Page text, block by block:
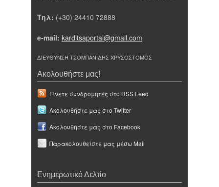
Τηλ: (+30) 24410 72888
e-mail: karditsaportal@gmail.com
ΔΙΕΥΘΥΝΣΗ ΤΣΟΜΠΑΝΙΔΗΣ ΧΡΥΣΟΣΤΟΜΟΣ
Ακολουθήστε μας!
Γίνετε συνδρομητές στο RSS Feed
Ακολουθήστε μας στο Twitter
Ακολουθήστε μας στο Facebook
Παρακολουθείστε μας μέσω Mail
Ενημερωτικό Δελτίο